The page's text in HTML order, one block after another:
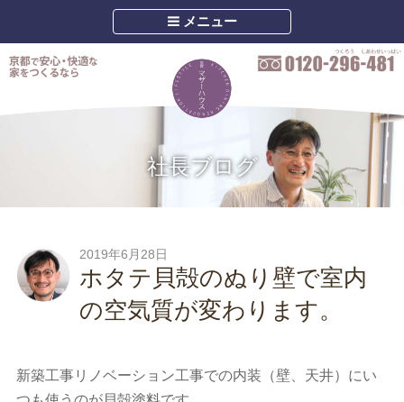
メニュー
社長ブログ
2019年6月28日
ホタテ貝殻のぬり壁で室内
の空気質が変わります。
新築工事リノベーション工事での内装（壁、天井）にい